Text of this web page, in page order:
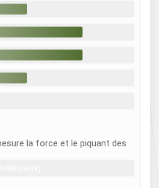
la force et le piquant des